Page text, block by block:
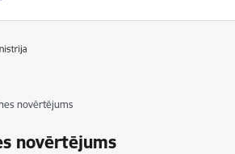
novērtējums
novērtējums